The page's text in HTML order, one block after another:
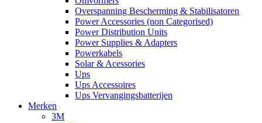
Overspanning Bescherming & Stabilisatoren
Power Accessories (non Categorised)
Power Distribution Units
Power Supplies & Adapters
Powerkabels
Solar & Acessories
Ups
Ups Accessoires
Ups Vervangingsbatterijen
Merken
3M